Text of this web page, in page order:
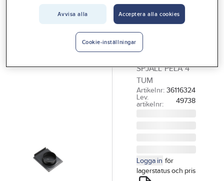
Tillbehör till stoftavskiljare - luftrenare - spånsug
DCA 5
SPJÄLL PELA 4
TUM
Artikelnr: 36116324
Lev.
artikelnr:
49738
Logga in för
lagerstatus och pris
Avvisa alla Acceptera alla cookies
Cookie-inställningar